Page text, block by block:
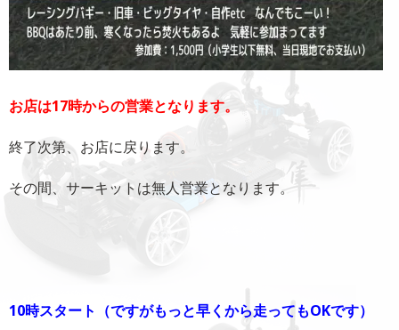
お店は17時からの営業となります。
終了次第、お店に戻ります。
その間、サーキットは無人営業となります。
10時スタート（ですがもっと早くから走ってもOKです）